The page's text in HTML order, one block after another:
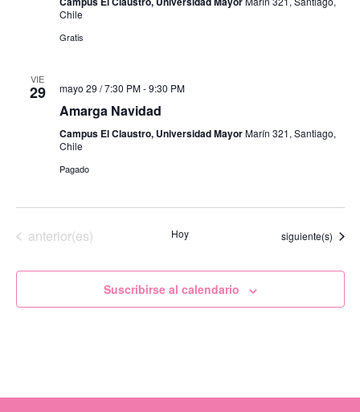
Chile
Gratis
VIE
29 mayo 29 / 7:30 PM-9:30 PM
Amarga Navidad
Campus El Claustro, Universidad MayorMarín 321, Santiago,
Chile
Pagado
Eventos
anterior(es) Hoy Eventos
siguiente(s)
Suscribirse al calendario